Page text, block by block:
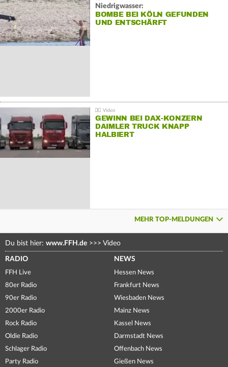
Niedrigwasser:
BOMBE BEI KÖLN GEFUNDEN
UND ENTSCHÄRFT
GEWINN BEI DAX-KONZERN
DAIMLER TRUCK KNAPP
HALBIERT
MEHR TOP-MELDUNGEN
Du bist hier: www.FFH.de >>> Video
RADIO
FFH Live
80er Radio
90er Radio
2000er Radio
Rock Radio
Oldie Radio
Schlager Radio
Party Radio
NEWS
Hessen News
Frankfurt News
Wiesbaden News
Mainz News
Kassel News
Darmstadt News
Offenbach News
Gießen News